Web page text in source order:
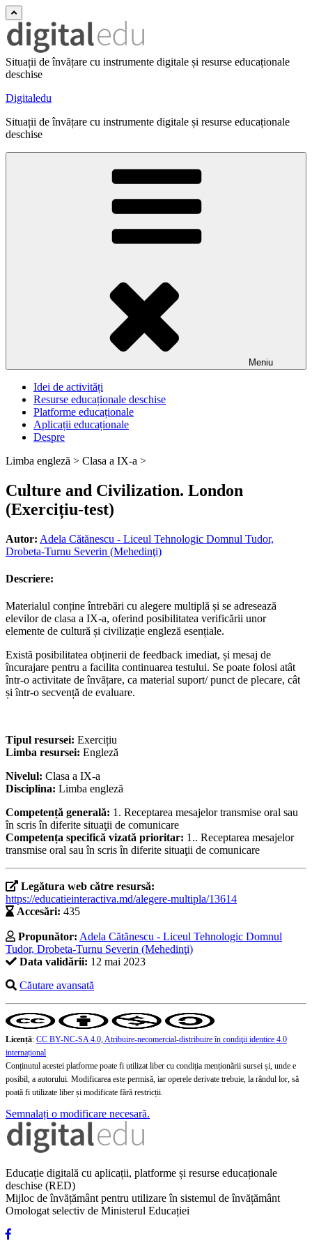
Situații de învățare cu instrumente digitale și resurse educaționale
deschise
Digitaledu
Situații de învățare cu instrumente digitale și resurse educaționale
deschise
Meniu
Idei de activități
Resurse educaționale deschise
Platforme educaționale
Aplicații educaționale
Despre
Limba engleză > Clasa a IX-a >
Culture and Civilization. London
(Exercițiu-test)
Autor: Adela Cătănescu - Liceul Tehnologic Domnul Tudor,
Drobeta-Turnu Severin (Mehedinţi)
Descriere:
Materialul conține întrebări cu alegere multiplă și se adresează
elevilor de clasa a IX-a, oferind posibilitatea verificării unor
elemente de cultură și civilizație engleză esențiale.
Există posibilitatea obținerii de feedback imediat, și mesaj de
încurajare pentru a facilita continuarea testului. Se poate folosi atât
într-o activitate de învățare, ca material suport/ punct de plecare, cât
și într-o secvență de evaluare.
Tipul resursei: Exercițiu
Limba resursei: Engleză
Nivelul: Clasa a IX-a
Disciplina: Limba engleză
Competență generală: 1. Receptarea mesajelor transmise oral sau
în scris în diferite situaţii de comunicare
Competența specifică vizată prioritar: 1.. Receptarea mesajelor
transmise oral sau în scris în diferite situaţii de comunicare
Legătura web către resursă:
https://educatieinteractiva.md/alegere-multipla/13614
Accesări: 435
Propunător: Adela Cătănescu - Liceul Tehnologic Domnul
Tudor, Drobeta-Turnu Severin (Mehedinţi)
Data validării: 12 mai 2023
Căutare avansată
Licență: CC BY-NC-SA 4.0, Atribuire-necomercial-distribuire în condiţii identice 4.0
internațional
Conținutul acestei platforme poate fi utilizat liber cu condiția menționării sursei și, unde e
posibil, a autorului. Modificarea este permisă, iar operele derivate trebuie, la rândul lor, să
poată fi utilizate liber și modificate fără restricții.
Semnalați o modificare necesară.
Educație digitală cu aplicații, platforme și resurse educaționale
deschise (RED)
Mijloc de învățământ pentru utilizare în sistemul de învățământ
Omologat selectiv de Ministerul Educației